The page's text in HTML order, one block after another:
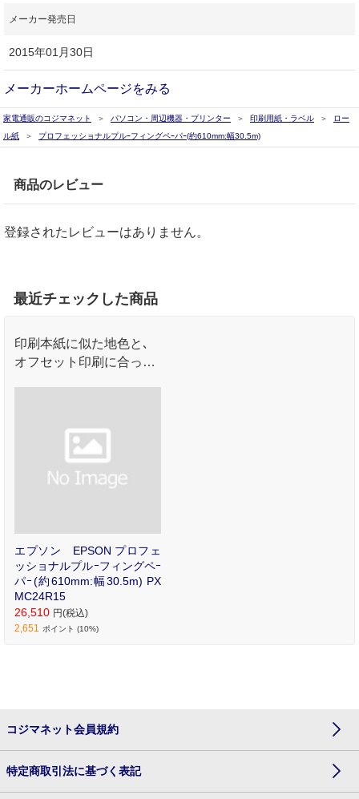
メーカー発売日
2015年01月30日
メーカーホームページをみる
家電通販のコジマネット パソコン・周辺機器・プリンター 印刷用紙・ラベル
ロー
ル紙
プロフェッショナルプルｰフィングペｰパｰ(約610mm:幅30.5m)
商品のレビュー
登録されたレビューはありません。
最近チェックした商品
印刷本紙に似た地色と､
オフセット印刷に合った
エプソン EPSON プロフェ
ッショナルプルｰフィングペｰ
パｰ(約610mm:幅30.5m) PX
MC24R15
26,510 円(税込)
2,651 ポイント (10%)
コジマネット会員規約
特定商取引法に基づく表記